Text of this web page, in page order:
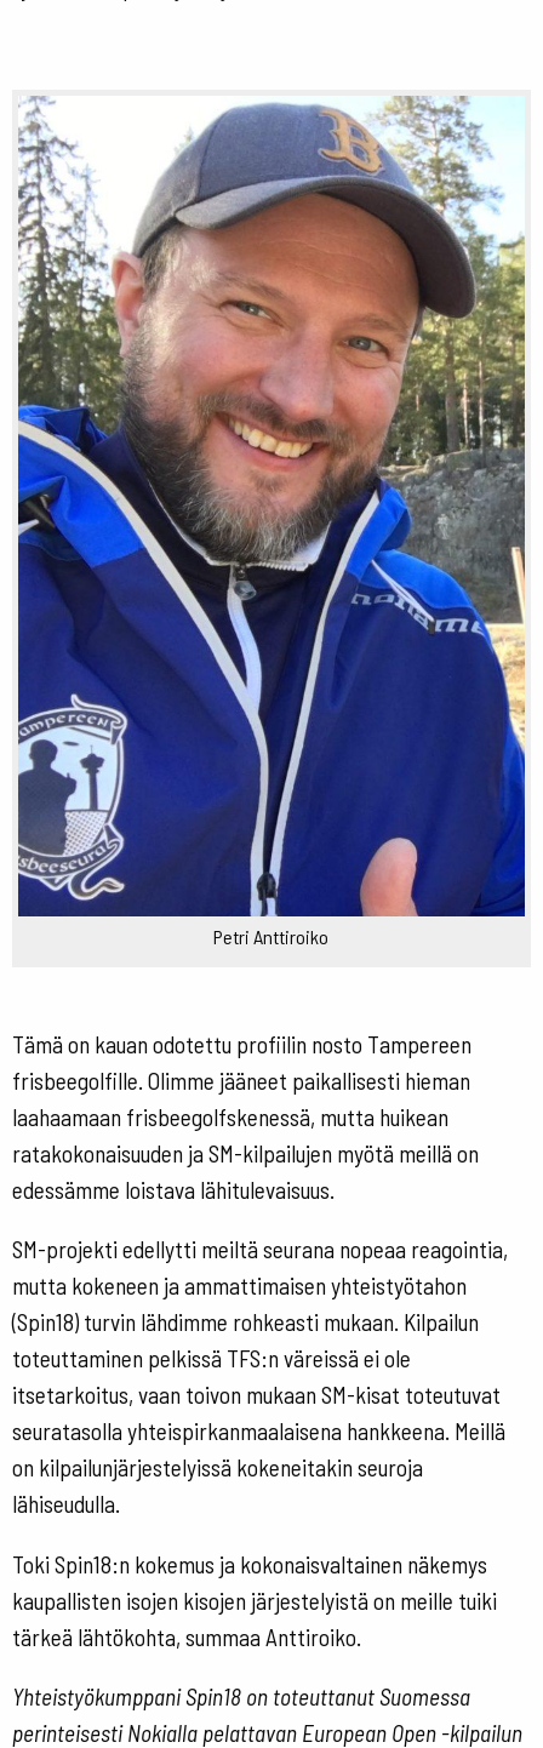
Petri Anttiroiko
Tämä on kauan odotettu profiilin nosto Tampereen
frisbeegolfille. Olimme jääneet paikallisesti hieman
laahaamaan frisbeegolfskenessä, mutta huikean
ratakokonaisuuden ja SM-kilpailujen myötä meillä on
edessämme loistava lähitulevaisuus.
SM-projekti edellytti meiltä seurana nopeaa reagointia,
mutta kokeneen ja ammattimaisen yhteistyötahon
(Spin18) turvin lähdimme rohkeasti mukaan. Kilpailun
toteuttaminen pelkissä TFS:n väreissä ei ole
itsetarkoitus, vaan toivon mukaan SM-kisat toteutuvat
seuratasolla yhteispirkanmaalaisena hankkeena. Meillä
on kilpailunjärjestelyissä kokeneitakin seuroja
lähiseudulla.
Toki Spin18:n kokemus ja kokonaisvaltainen näkemys
kaupallisten isojen kisojen järjestelyistä on meille tuiki
tärkeä lähtökohta, summaa Anttiroiko.
Yhteistyökumppani Spin18 on toteuttanut Suomessa
perinteisesti Nokialla pelattavan European Open -kilpailun